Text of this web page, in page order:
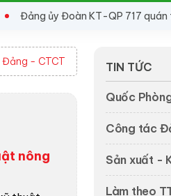
Đảng ủy Đoàn KT-QP 717 quán
- CTCT
nông
TIN TỨC
Quốc
Công tác
Sản xuất -
Làm theo